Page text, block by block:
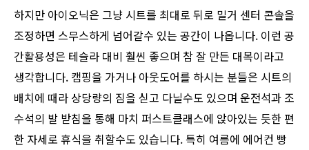
하지만 아이오닉은 그냥 시트를 최대로 뒤로 밀거 센터 콘솔을
조정하면 스무스하게 넘어갈수 있는 공간이 나옵니다. 이런 공
간활용성은 테슬라 대비 훨씬 좋으며 참 잘 만든 대목이라고
생각합니다. 캠핑을 가거나 아웃도어를 하시는 분들은 시트의
배치에 때라 상당량의 짐을 싣고 다닐수도 있으며 운전석과 조
수석의 발 받침을 통해 마치 퍼스트클래스에 앉아있는 듯한 편
한 자세로 휴식을 취할수도 있습니다. 특히 여름에 에어컨 빵